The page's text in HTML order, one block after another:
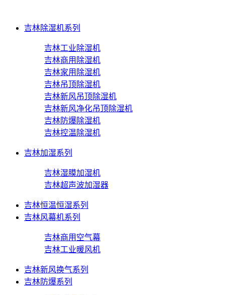
吉林除湿机系列
吉林工业除湿机
吉林商用除湿机
吉林家用除湿机
吉林吊顶除湿机
吉林新风吊顶除湿机
吉林新风净化吊顶除湿机
吉林防爆除湿机
吉林控温除湿机
吉林加湿系列
吉林湿膜加湿机
吉林超声波加湿器
吉林恒温恒湿系列
吉林风幕机系列
吉林商用空气幕
吉林工业暖风机
吉林新风换气系列
吉林防爆系列